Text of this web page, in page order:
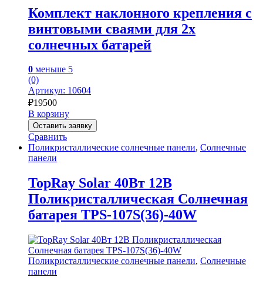
Комплект наклонного крепления с
винтовыми сваями для 2х
солнечных батарей
0 меньше 5
(0)
Артикул: 10604
₽19500
В корзину
Оставить заявку
Сравнить
Поликристаллические солнечные панели, Солнечные
панели
TopRay Solar 40Вт 12В
Поликристаллическая Солнечная
батарея TPS-107S(36)-40W
Поликристаллические солнечные панели, Солнечные
панели